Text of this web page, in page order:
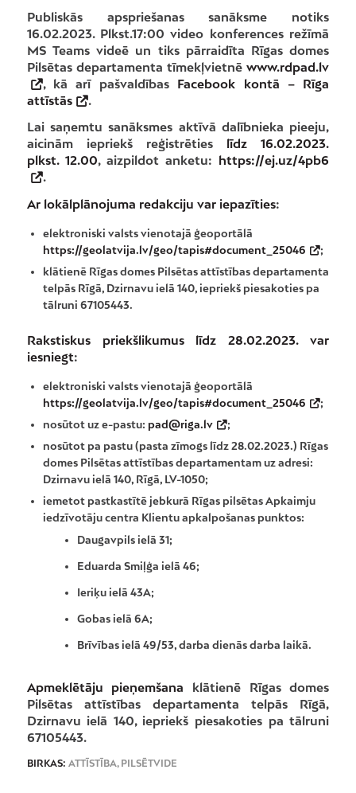
Publiskās apspriešanas sanāksme notiks
16.02.2023. Plkst.17:00 video konferences režīmā
MS Teams videē un tiks pārraidīta Rīgas domes
Pilsētas departamenta tīmekļvietnēwww.rdpad.lv
, kā arī pašvaldības Facebook kontā – Rīga
attīstās
.
Lai saņemtu sanāksmes aktīvā dalībnieka pieeju,
aicinām iepriekš reģistrēties līdz 16.02.2023.
plkst. 12.00, aizpildot anketu: https://ej.uz/4pb6
.
Ar lokālplānojuma redakciju var iepazīties:
elektroniski valsts vienotajā ģeoportālā
https://geolatvija.lv/geo/tapis#document_25046
;
klātienē Rīgas domes Pilsētas attīstības departamenta
telpās Rīgā, Dzirnavu ielā 140, iepriekš piesakoties pa
tālruni 67105443.
Rakstiskus priekšlikumus līdz 28.02.2023. var
iesniegt:
elektroniski valsts vienotajā ģeoportālā
https://geolatvija.lv/geo/tapis#document_25046
;
nosūtot uz e-pastu: pad@riga.lv
;
nosūtot pa pastu (pasta zīmogs līdz 28.02.2023.) Rīgas
domes Pilsētas attīstības departamentam uz adresi:
Dzirnavu ielā 140, Rīgā, LV-1050;
iemetot pastkastītē jebkurā Rīgas pilsētas Apkaimju
iedzīvotāju centra Klientu apkalpošanas punktos:
Daugavpils ielā 31;
Eduarda Smiļģa ielā 46;
Ieriķu ielā 43A;
Gobas ielā 6A;
Brīvības ielā 49/53, darba dienās darba laikā.
Apmeklētāju pieņemšana klātienē Rīgas domes
Pilsētas attīstības departamenta telpās Rīgā,
Dzirnavu ielā 140, iepriekš piesakoties pa tālruni
67105443.
BIRKAS: ATTĪSTĪBA, PILSĒTVIDE